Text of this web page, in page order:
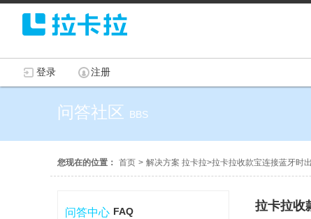
登录 注册
问答社区 BBS
您现在的位置： 首页 > 解决方案 拉卡拉>拉卡拉收款宝连接蓝牙时
问答中心 FAQ 拉卡拉收